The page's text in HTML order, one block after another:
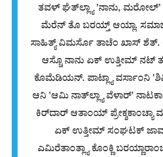
ತವಳ್ ಘೆತ್‌ಲ್ಲ್ಯಾ ’ನಾನು,
ಮೆರೆನ್ ತೊ ಬರಯ್ತ್ ಆಯ್ಲಾ.
ಸಾಹಿತ್ಯ್ ವಿಮರ್ಸೊ ತಾಚೆಂ ಖಾಸ್
ಆಸ್ಚೊ ನಾನು ಏಕ್ ಉತ್ತೀಮ್ ನಟ್
ಕೊಮೆಡಿಯನ್. ಪಾಟ್ಲ್ಯಾ ವರ್ಸಾಂನಿ
ಆನಿ 'ಆಮಿ ನಾತ್‌ಲ್ಲ್ಯಾ ವೆಳಾರ್'
ಕಿರ್‌ದಾರ್ ಆತಾಂಯ್
ಏಕ್ ಉತ್ತೀಮ್ ಸಂಘಟಕ್
ಎಮಿರೆತಾಂತ್ಲ್ಯಾ ಕೊಂಕ್ಣಿ